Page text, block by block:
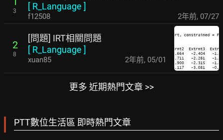
3
[ R_Language ]
f12508 2年前, 07/27
2
8
[問題] IRT相關問題
[ R_Language ]
xuan85 2年前, 05/01
更多 近期熱門文章 >>
PTT數位生活區 即時熱門文章